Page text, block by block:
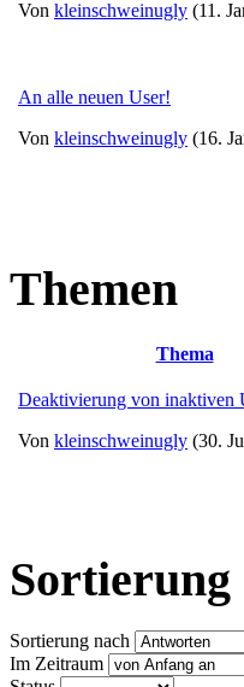
Von kleinschweinugly (11.
An alle neuen User!
Von kleinschweinugly (16.
Themen
Thema
Deaktivierung von inaktiven
Von kleinschweinugly (30.
Sortierung nach
Im Zeitraum